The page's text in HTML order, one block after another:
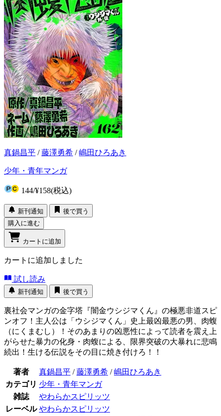
真鍋昌平 /藤澤勇希 /嶋田ひろあき
少年・青年マンガ
144/¥158(税込)
新刊通知
後で買う
購入に進む
カートに追加
カートに追加しました
試し読み
新刊通知 後で買う
裏社会マンガの金字塔『闇金ウシジマくん』の極悪非道スピ
ンオフ！主人公は「ウシジマくん」史上最凶最悪の男、肉蝮
（にくまむし）！そのあまりの凶悪性によって読者を震え上
がらせた暴力の化身・肉蝮による、限界突破の大暴れに悲鳴
続出！生ける伝説をその目に焼き付けろ！！
著者 真鍋昌平 /藤澤勇希 /嶋田ひろあき
カテゴリ 少年・青年マンガ
雑誌
やわらかスピリッツ
レーベル やわらかスピリッツ